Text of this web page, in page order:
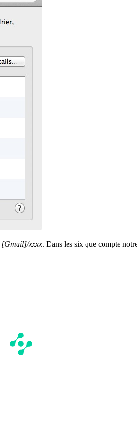
[Gmail]/xxxx. Dans les six que compte